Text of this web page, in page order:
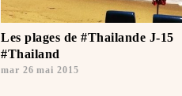
Les plages de #Thailande J-15
#Thailand
mar 26 mai 2015